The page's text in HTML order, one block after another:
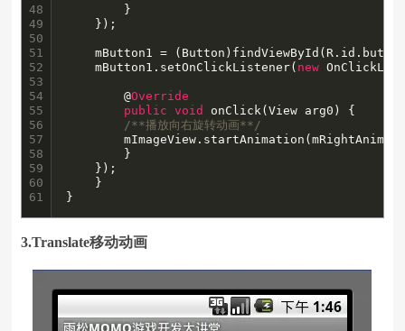
48
49
50
51
52
53
54
55
56
57
58
59
60
61
	mButton1 = (Button)findViewById(R.id.button1);
	mButton1.setOnClickListener(
new
	    @
Override
public
void
onClick(View arg0) {
/**播放向右旋转动画**/
		mImageView.startAnimation(mRightAnimation);
    }
}
3.Translate移动动画